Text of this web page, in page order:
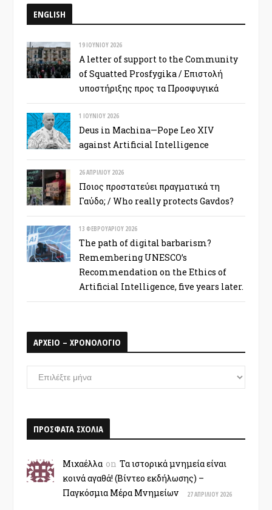
ENGLISH
19 ΙΟΥΝΊΟΥ 2026
A letter of support to the Community
of Squatted Prosfygika / Επιστολή
υποστήριξης προς τα Προσφυγικά
1 ΙΟΥΝΊΟΥ 2026
Deus in Machina—Pope Leo XIV
against Artificial Intelligence
26 ΑΠΡΙΛΊΟΥ 2026
Ποιος προστατεύει πραγματικά τη
Γαύδο; / Who really protects Gavdos?
13 ΦΕΒΡΟΥΑΡΊΟΥ 2026
The path of digital barbarism?
Remembering UNESCO’s
Recommendation on the Ethics of
Artificial Intelligence, five years later.
ΑΡΧΕΙΟ – ΧΡΟΝΟΛΟΓΙΟ
ΑΡΧΕΙΟ
–
ΠΡΟΣΦΑΤΑ ΣΧΟΛΙΑ
Μιχαέλλα on Τα ιστορικά μνημεία είναι
κοινά αγαθά! (Βίντεο εκδήλωσης) –
Παγκόσμια Μέρα Μνημείων
27 ΑΠΡΙΛΊΟΥ 2026